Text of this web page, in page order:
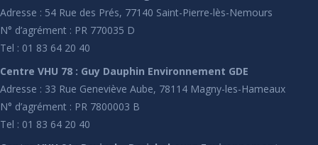
Adresse : 54 Rue des Prés, 77140 Saint-Pierre-lès-Nemours
N° d’agrément : PR 770035 D
Tel : 01 83 64 20 40
Centre VHU 78 : Guy Dauphin Environnement GDE
Adresse : 33 Rue Geneviève Aube, 78114 Magny-les-Hameaux
N° d’agrément : PR 7800003 B
Tel : 01 83 64 20 40